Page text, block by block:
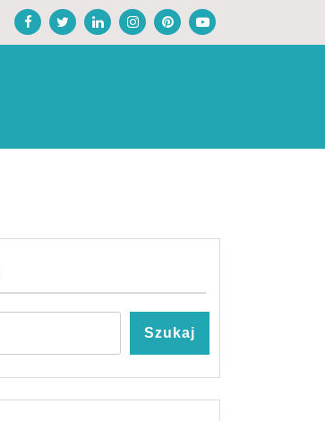
Szukaj